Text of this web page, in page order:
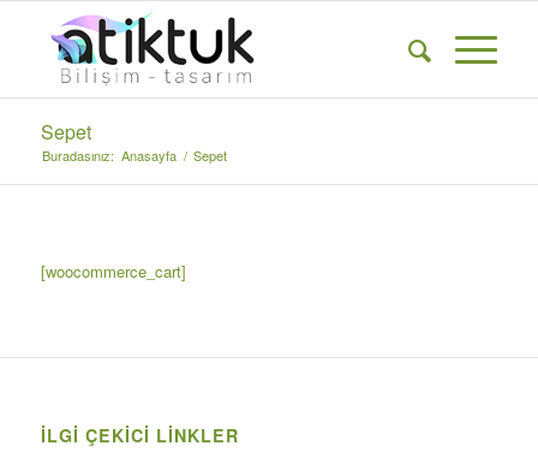
Sepet
Buradasınız: Anasayfa / Sepet
[woocommerce_cart]
İLGI ÇEKICI LINKLER